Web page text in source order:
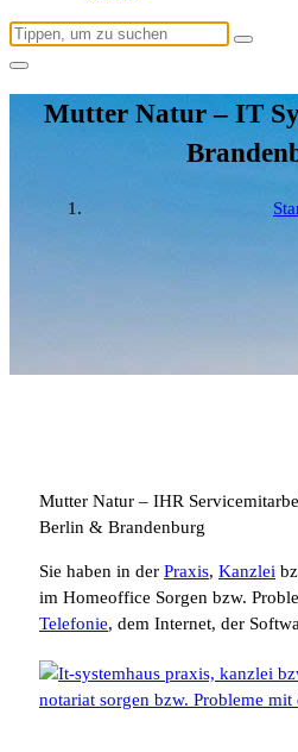
Suchen
nach:
Mutter Natur – IT
Mutter Natur – IHR
Berlin & Brandenburg
Sie haben in der Praxis, Kanzlei
im Homeoffice Sorgen bzw.
Telefonie, dem Internet, der